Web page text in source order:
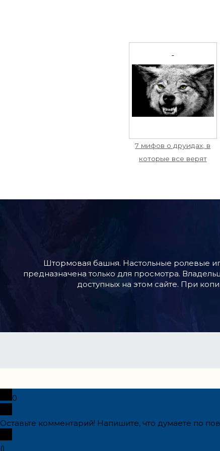
7 мифов о друидах, в
которые все верят
Штормовая башня. Настольные ролевые
предназначена только для просмотра.
доступных на этом сайте. При
0
Оставьте комментарий! Напишите, что думаете по
()